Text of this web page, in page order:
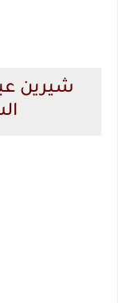
شيرين